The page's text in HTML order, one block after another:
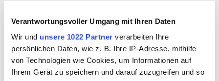
Verantwortungsvoller Umgang mit Ihren Daten
Wir und unsere 1022 Partner verarbeiten Ihre
persönlichen Daten, wie z. B. Ihre IP-Adresse, mithilfe
von Technologien wie Cookies, um Informationen auf
Ihrem Gerät zu speichern und darauf zuzugreifen und so
Gutschrift für jede erfolgreiche